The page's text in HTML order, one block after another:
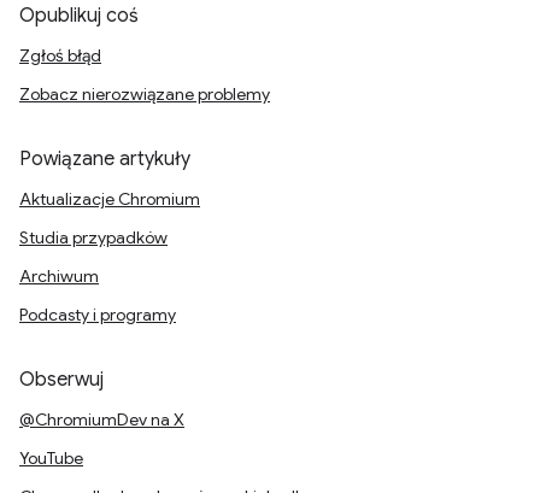
Opublikuj coś
Zgłoś błąd
Zobacz nierozwiązane problemy
Powiązane artykuły
Aktualizacje Chromium
Studia przypadków
Archiwum
Podcasty i programy
Obserwuj
@ChromiumDev na X
YouTube